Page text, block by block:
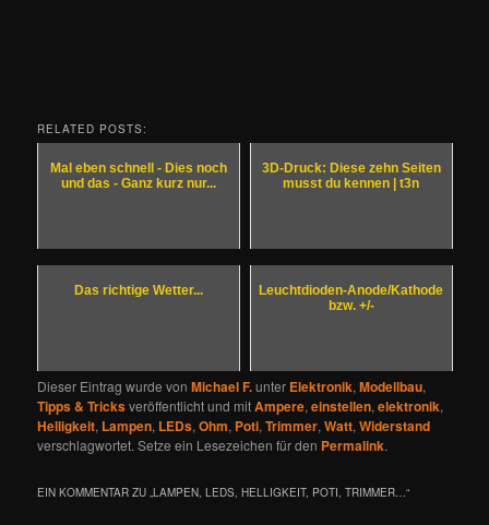
RELATED POSTS:
Mal eben schnell - Dies noch
und das - Ganz kurz nur...
3D-Druck: Diese zehn Seiten
musst du kennen | t3n
Das richtige Wetter...
Leuchtdioden-Anode/Kathode
bzw. +/-
Dieser Eintrag wurde vonMichael F.unter Elektronik,Modellbau,
Tipps & Tricksveröffentlicht und mitAmpere,einstellen,elektronik,
Helligkeit, Lampen, LEDs,Ohm, Poti,Trimmer,Watt,Widerstand
verschlagwortet. Setze ein Lesezeichen für den Permalink.
EIN KOMMENTAR ZU „LAMPEN, LEDS, HELLIGKEIT, POTI, TRIMMER…“